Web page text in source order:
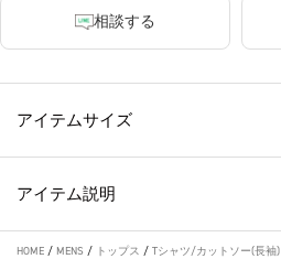
相談する
アイテムサイズ
アイテム説明
HOME / MENS / トップス / Tシャツ/カットソー(長袖)